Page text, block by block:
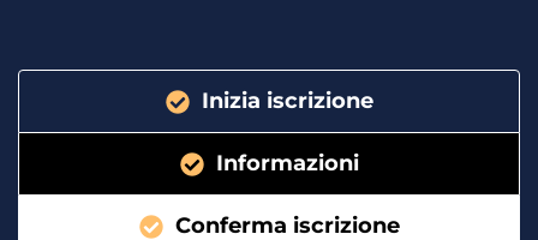
Inizia iscrizione
Informazioni
Conferma iscrizione